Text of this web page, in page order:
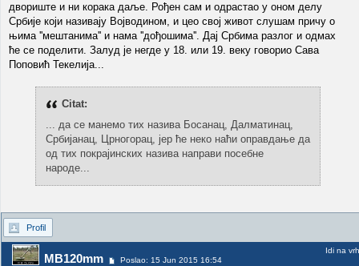
двориште и ни корака даље. Рођен сам и одрастао у оном делу
Србије који називају Војводином, и цео свој живот слушам причу о
њима ''мештанима'' и нама ''дођошима''. Дај Србима разлог и одмах
ће се поделити. Залуд је негде у 18. или 19. веку говорио Сава
Поповић Текелија...
Citat:
... да се манемо тих назива Босанац, Далматинац,
Србијанац, Црногорац, јер ће неко наћи оправдање да
од тих покрајинских назива направи посебне
народе...
Profil
MB120mm Poslao: 15 Jun 2015 16:54
Idi na vrh